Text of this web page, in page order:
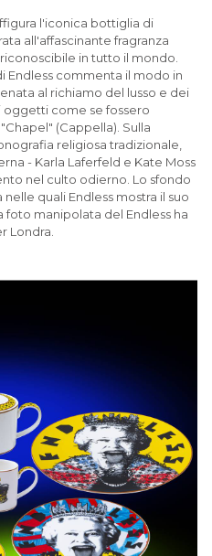
l'iconica bottiglia di
all'affascinante fragranza
in tutto il mondo.
Endless commenta il modo in
al richiamo del lusso e dei
oggetti come se fossero
(Cappella). Sulla
religiosa tradizionale,
- Karla Laferfeld e Kate Moss
nel culto odierno. Lo sfondo
quali Endless mostra il suo
manipolata del Endless ha
Londra.